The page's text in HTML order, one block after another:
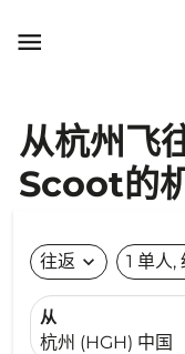

从杭州飞
Scoot的
往返 expand_more 1 单人,
从
杭州 (HGH) 中国